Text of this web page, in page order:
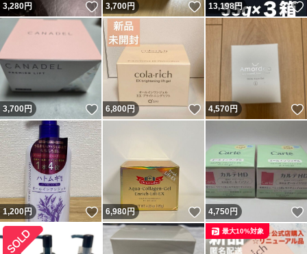
3,280円 いいね！
3,700円 いいね！
13,198円
3,700円 いいね！
6,800円 いいね！
4,570円
1,200円 いいね！
6,980円 いいね！
4,750円
最大10%対象